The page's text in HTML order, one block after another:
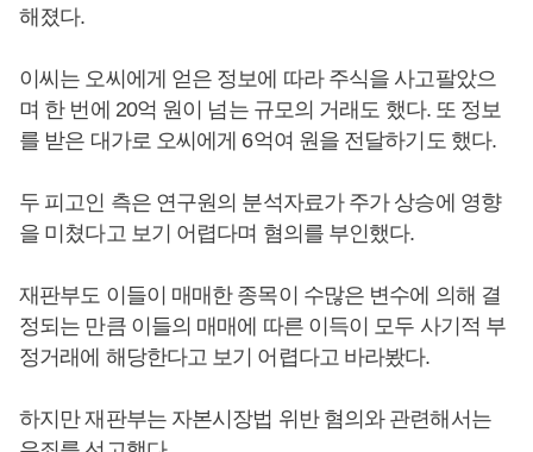
해졌다.
이씨는 오씨에게 얻은 정보에 따라 주식을 사고팔았으
며 한 번에 20억 원이 넘는 규모의 거래도 했다. 또 정보
를 받은 대가로 오씨에게 6억여 원을 전달하기도 했다.
두 피고인 측은 연구원의 분석자료가 주가 상승에 영향
을 미쳤다고 보기 어렵다며 혐의를 부인했다.
재판부도 이들이 매매한 종목이 수많은 변수에 의해 결
정되는 만큼 이들의 매매에 따른 이득이 모두 사기적 부
정거래에 해당한다고 보기 어렵다고 바라봤다.
하지만 재판부는 자본시장법 위반 혐의와 관련해서는